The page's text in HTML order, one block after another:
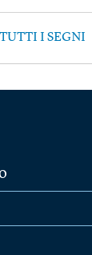
TUTTI I SEGNI